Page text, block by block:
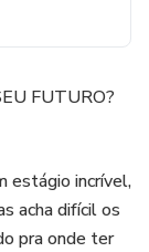
FUTURO?
estágio incrível,
acha difícil os
pra onde ter